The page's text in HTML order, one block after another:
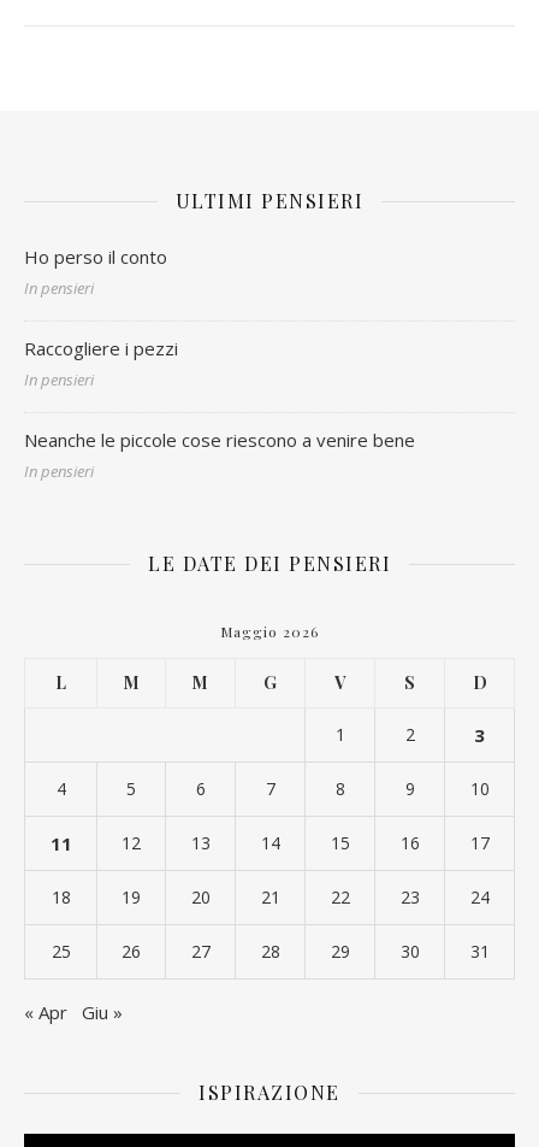
ULTIMI PENSIERI
Ho perso il conto
In pensieri
Raccogliere i pezzi
In pensieri
Neanche le piccole cose riescono a venire bene
In pensieri
LE DATE DEI PENSIERI
Maggio 2026
L M M G V S D
1 2 3
4 5 6 7 8 9 10
11 12 13 14 15 16 17
18 19 20 21 22 23 24
25 26 27 28 29 30 31
« Apr Giu »
ISPIRAZIONE